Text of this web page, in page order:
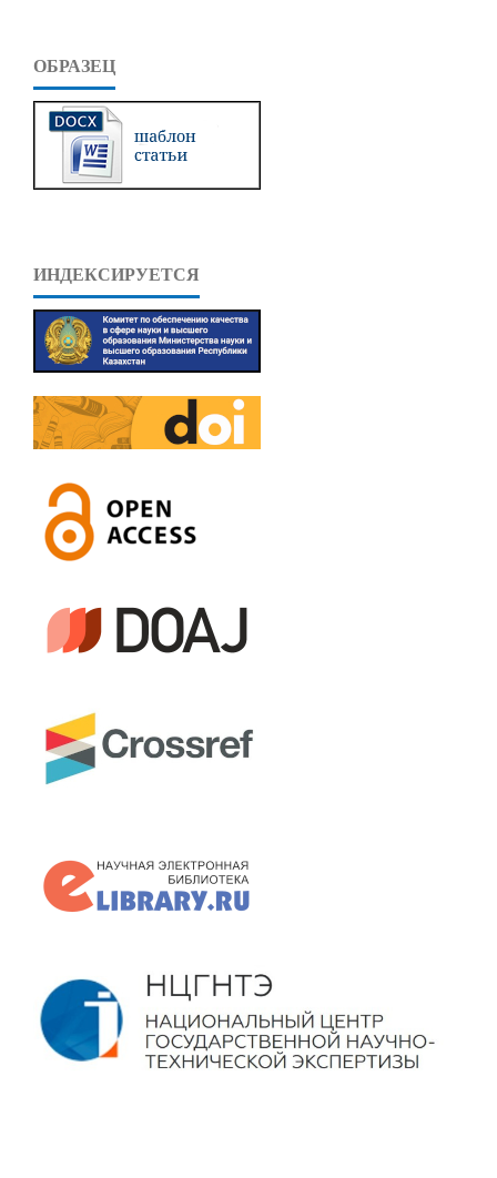
ОБРАЗЕЦ
ИНДЕКСИРУЕТСЯ